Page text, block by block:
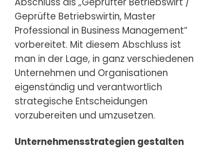
Geprüfte Betriebswirtin, Master
Professional in Business Management“
vorbereitet. Mit diesem Abschluss ist
man in der Lage, in ganz verschiedenen
Unternehmen und Organisationen
eigenständig und verantwortlich
strategische Entscheidungen
vorzubereiten und umzusetzen.
Unternehmensstrategien gestalten